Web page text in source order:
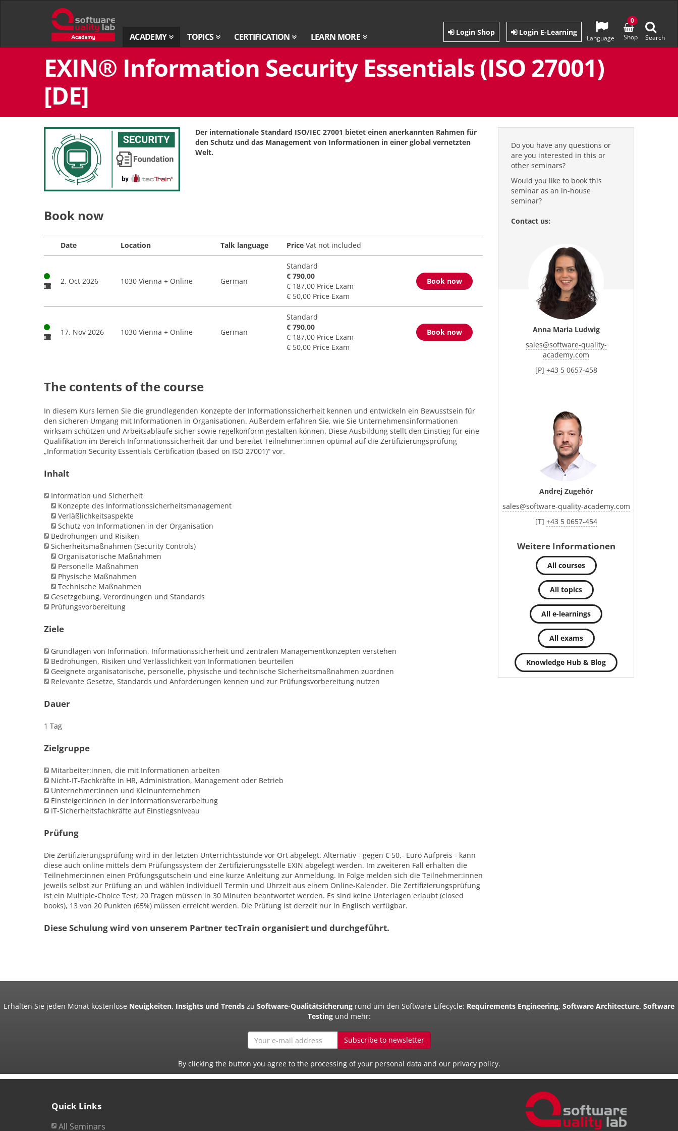
Skip
Go
to
homepage
ACADEMY TOPICS CERTIFICATION LEARN MORE Language
Login Shop Login E-Learning
Shop
0
Search
EXIN® Information Security Essentials (ISO 27001)
[DE]
Der internationale Standard ISO/IEC 27001 bietet einen anerkannten Rahmen für
den Schutz und das Management von Informationen in einer global vernetzten
Welt.
Book now
Date Location Talk language Price Vat not included
2. Oct 2026 1030 Vienna + Online German
Standard
€ 790,00
€ 187,00 Price Exam
€ 50,00 Price Exam
Book now
17. Nov 2026 1030 Vienna + Online German
Standard
€ 790,00
€ 187,00 Price Exam
€ 50,00 Price Exam
Book now
The contents of the course
In diesem Kurs lernen Sie die grundlegenden Konzepte der Informationssicherheit kennen und entwickeln ein Bewusstsein für
den sicheren Umgang mit Informationen in Organisationen. Außerdem erfahren Sie, wie Sie Unternehmensinformationen
wirksam schützen und Arbeitsabläufe sicher sowie regelkonform gestalten können. Diese Ausbildung stellt den Einstieg für eine
Qualifikation im Bereich Informationssicherheit dar und bereitet Teilnehmer:innen optimal auf die Zertifizierungsprüfung
„Information Security Essentials Certification (based on ISO 27001)“ vor.
Inhalt
Information und Sicherheit
Konzepte des Informationssicherheitsmanagement
Verläßlichkeitsaspekte
Schutz von Informationen in der Organisation
Bedrohungen und Risiken
Sicherheitsmaßnahmen (Security Controls)
Organisatorische Maßnahmen
Personelle Maßnahmen
Physische Maßnahmen
Technische Maßnahmen
Gesetzgebung, Verordnungen und Standards
Prüfungsvorbereitung
Ziele
Grundlagen von Information, Informationssicherheit und zentralen Managementkonzepten verstehen
Bedrohungen, Risiken und Verlässlichkeit von Informationen beurteilen
Geeignete organisatorische, personelle, physische und technische Sicherheitsmaßnahmen zuordnen
Relevante Gesetze, Standards und Anforderungen kennen und zur Prüfungsvorbereitung nutzen
Dauer
1 Tag
Zielgruppe
Mitarbeiter:innen, die mit Informationen arbeiten
Nicht‑IT‑Fachkräfte in HR, Administration, Management oder Betrieb
Unternehmer:innen und Kleinunternehmen
Einsteiger:innen in der Informationsverarbeitung
IT‑Sicherheitsfachkräfte auf Einstiegsniveau
Prüfung
Die Zertifizierungsprüfung wird in der letzten Unterrichtsstunde vor Ort abgelegt. Alternativ - gegen € 50,- Euro Aufpreis - kann
diese auch online mittels dem Prüfungssystem der Zertifizierungsstelle EXIN abgelegt werden. Im zweiteren Fall erhalten die
Teilnehmer:innen einen Prüfungsgutschein und eine kurze Anleitung zur Anmeldung. In Folge melden sich die Teilnehmer:innen
jeweils selbst zur Prüfung an und wählen individuell Termin und Uhrzeit aus einem Online-Kalender. Die Zertifizierungsprüfung
ist ein Multiple-Choice Test, 20 Fragen müssen in 30 Minuten beantwortet werden. Es sind keine Unterlagen erlaubt (closed
books), 13 von 20 Punkten (65%) müssen erreicht werden. Die Prüfung ist derzeit nur in Englisch verfügbar.
Diese Schulung wird von unserem Partner tecTrain organisiert und durchgeführt.
Do you have any questions or
are you interested in this or
other seminars?
Would you like to book this
seminar as an in-house
seminar?
Contact us:
Anna Maria Ludwig
sales@software-quality-
academy.com
[P] +43 5 0657-458
Andrej Zugehör
sales@software-quality-academy.com
[T] +43 5 0657-454
Weitere Informationen
All courses
All topics
All e-learnings
All exams
Knowledge Hub & Blog
Erhalten Sie jeden Monat kostenlose Neuigkeiten, Insights und Trends zu Software-Qualitätsicherung rund um den Software-Lifecycle: Requirements Engineering, Software Architecture, Software
Testingund mehr:
Subscribe to newsletter
By clicking the button you agree to the processing of your personal data and our privacy policy.
Quick Links
All Seminars